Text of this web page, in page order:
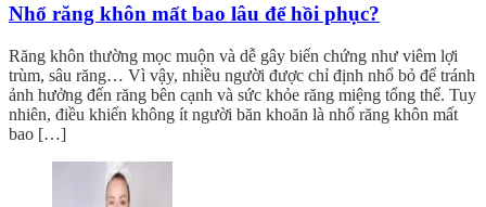
Nhổ răng khôn mất bao lâu để hồi phục?
Răng khôn thường mọc muộn và dễ gây biến chứng như viêm lợi
trùm, sâu răng… Vì vậy, nhiều người được chỉ định nhổ bỏ để tránh
ảnh hưởng đến răng bên cạnh và sức khỏe răng miệng tổng thể. Tuy
nhiên, điều khiến không ít người băn khoăn là nhổ răng khôn mất
bao […]